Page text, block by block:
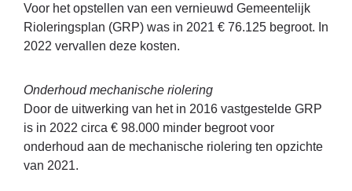
Voor het opstellen van een vernieuwd Gemeentelijk
Rioleringsplan (GRP) was in 2021 € 76.125 begroot. In
2022 vervallen deze kosten.
Onderhoud mechanische riolering
Door de uitwerking van het in 2016 vastgestelde GRP
is in 2022 circa € 98.000 minder begroot voor
onderhoud aan de mechanische riolering ten opzichte
van 2021.